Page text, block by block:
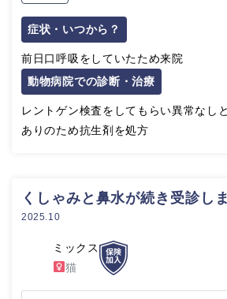
症状・いつから？
前日口呼吸をしていたため来院
動物病院での診断・治療
レントゲン検査をしてもらい異常なし
ありのため抗生剤を処方
くしゃみと鼻水が続き受診し
2025.10
ミックス
猫